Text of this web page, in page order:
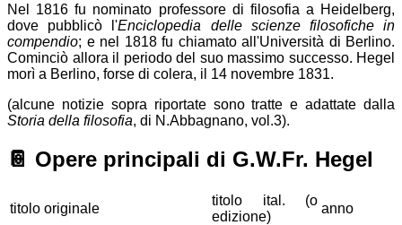
Nel 1816 fu nominato professore di filosofia a Heidelberg,
dove pubblicò l'Enciclopedia delle scienze filosofiche in
compendio; e nel 1818 fu chiamato all'Università di Berlino.
Cominciò allora il periodo del suo massimo successo. Hegel
morì a Berlino, forse di colera, il 14 novembre 1831.
(alcune notizie sopra riportate sono tratte e adattate dalla
Storia della filosofia, di N.Abbagnano, vol.3).
📔 Opere principali di G.W.Fr. Hegel
titolo originale
titolo ital. (o
edizione)
anno